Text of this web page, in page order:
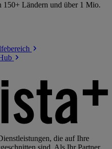
150+ Ländern und über 1 Mio.
die auf Ihre
sind. Als Ihr Partner